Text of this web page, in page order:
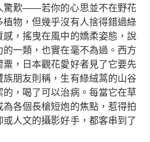
驚歎——若你的心思並不在野花
植物，但幾乎沒有人捨得錯過綠
，搖曳在風中的嬌柔姿態，說
一類，也實在毫不為過。西方
，日本觀花愛好者見了它要先
朋友則稱，生有綠絨蒿的山谷
，喝了可以治病。每當它在草
各個長槍短炮的焦點，惹得拍
人文的攝影好手，都客串到了